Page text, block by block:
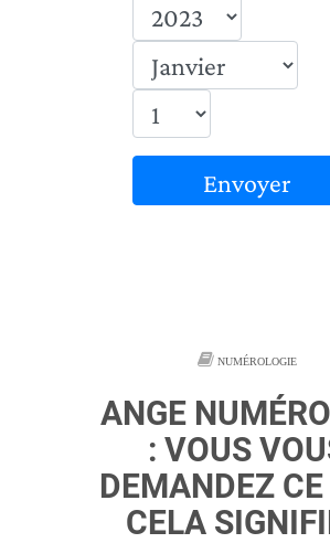
Envoyer
NUMÉROLOGIE
ANGE
: VOUS
DEMANDEZ CE
CELA